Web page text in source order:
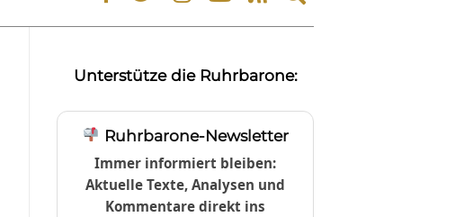
search
Unterstütze die Ruhrbarone:
Ruhrbarone-Newsletter
Immer informiert bleiben:
Aktuelle Texte, Analysen und
Kommentare direkt ins